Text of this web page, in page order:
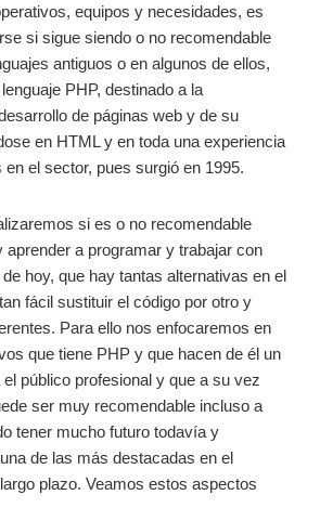
equipos y necesidades, es
si sigue siendo o no recomendable
antiguos o en algunos de ellos,
PHP, destinado a la
de páginas web y de su
en HTML y en toda una experiencia
el sector, pues surgió en 1995.
si es o no recomendable
a programar y trabajar con
hoy, que hay tantas alternativas en el
fácil sustituir el código por otro y
Para ello nos enfocaremos en
que tiene PHP y que hacen de él un
el público profesional y que a su vez
ser muy recomendable incluso a
tener mucho futuro todavía y
de las más destacadas en el
plazo. Veamos estos aspectos